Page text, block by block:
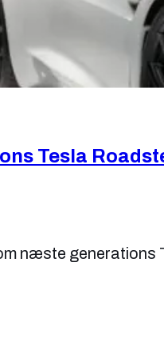
Tesla
næste generations